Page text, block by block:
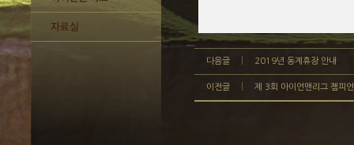
다음글 2019년 동계휴장 안내
이전글 제 3회 아이언맨리그 챔피